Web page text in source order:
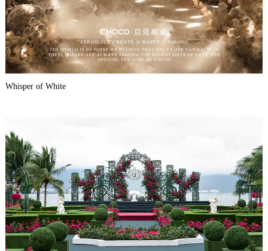
Whisper of White